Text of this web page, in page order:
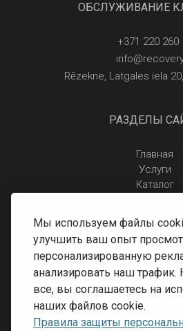
Мы используем файлы
улучшить ваш опыт
персонализированную
анализировать наш
все, вы соглашаетесь на
наших файлов cookie.
Правила защиты
ОБСЛУЖИВАНИЕ
+371 220 260
Rēzekne, Latgales iela
РАЗДЕЛЫ
Главная
Услуги
Каталог
Правила защиты
Доставка и
Условия